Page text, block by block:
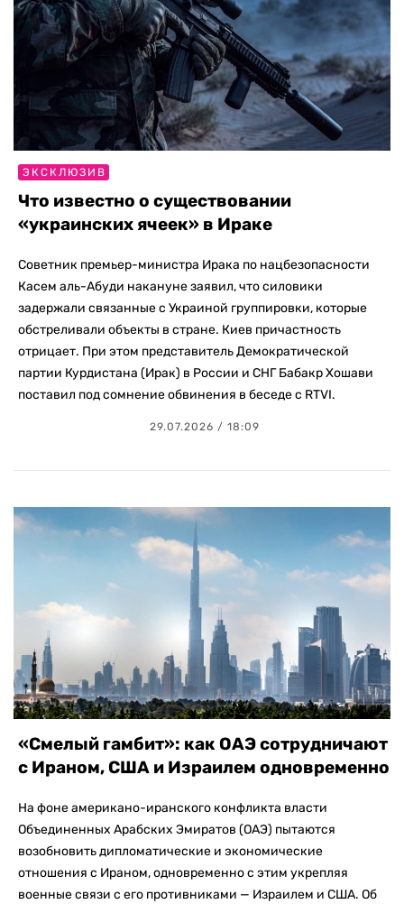
ЭКСКЛЮЗИВ
Что известно о существовании
«украинских ячеек» в Ираке
Советник премьер-министра Ирака по нацбезопасности
Касем аль-Абуди накануне заявил, что силовики
задержали связанные с Украиной группировки, которые
обстреливали объекты в стране. Киев причастность
отрицает. При этом представитель Демократической
партии Курдистана (Ирак) в России и СНГ Бабакр Хошави
поставил под сомнение обвинения в беседе с RTVI.
29.07.2026 / 18:09
«Смелый гамбит»: как ОАЭ сотрудничают
с Ираном, США и Израилем одновременно
На фоне американо-иранского конфликта власти
Объединенных Арабских Эмиратов (ОАЭ) пытаются
возобновить дипломатические и экономические
отношения с Ираном, одновременно с этим укрепляя
военные связи с его противниками — Израилем и США. Об